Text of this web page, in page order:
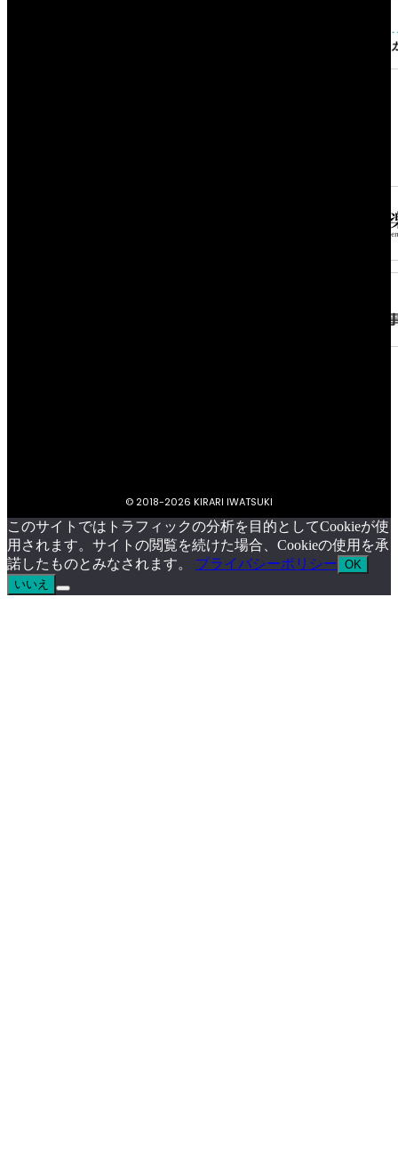
© 2018-2026 KIRARI IWATSUKI
このサイトではトラフィックの分析を目的としてCookieが使
用されます。サイトの閲覧を続けた場合、Cookieの使用を承
諾したものとみなされます。 プライバシーポリシー OK
いいえ